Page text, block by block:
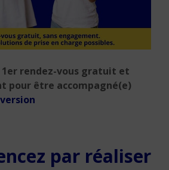
1er rendez-vous gratuit et
pour être accompagné(e)
par réaliser